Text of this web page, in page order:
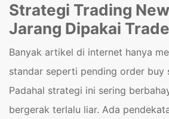
Strategi Trading
Jarang Dipakai
Banyak artikel di internet hanya
standar seperti pending order buy
Padahal strategi ini sering
bergerak terlalu liar. Ada